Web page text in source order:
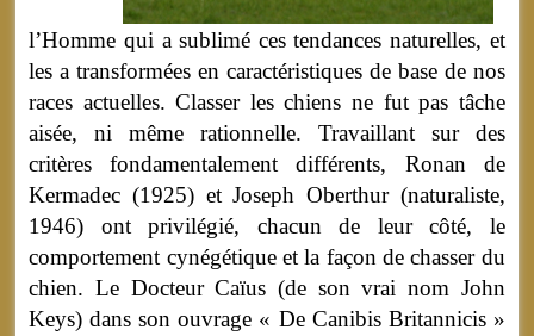
l’Homme qui a sublimé ces tendances naturelles, et
les a transformées en caractéristiques de base de nos
races actuelles. Classer les chiens ne fut pas tâche
aisée, ni même rationnelle. Travaillant sur des
critères fondamentalement différents, Ronan de
Kermadec (1925) et Joseph Oberthur (naturaliste,
1946) ont privilégié, chacun de leur côté, le
comportement cynégétique et la façon de chasser du
chien. Le Docteur Caïus (de son vrai nom John
Keys) dans son ouvrage « De Canibis Britannicis »